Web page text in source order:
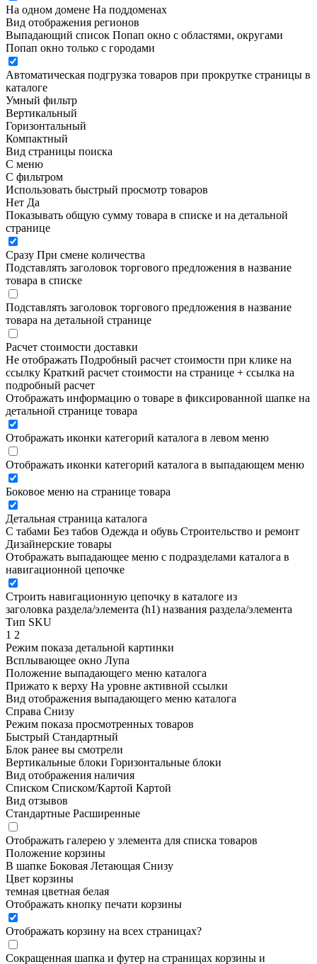
На одном домене На поддоменах
Вид отображения регионов
Выпадающий список Попап окно c областями, округами
Попап окно только с городами
Автоматическая подгрузка товаров при прокрутке страницы в
каталоге
Умный фильтр
Вертикальный
Горизонтальный
Компактный
Вид страницы поиска
С меню
С фильтром
Использовать быстрый просмотр товаров
Нет Да
Показывать общую сумму товара в списке и на детальной
странице
Сразу При смене количества
Подставлять заголовок торгового предложения в название
товара в списке
Подставлять заголовок торгового предложения в название
товара на детальной странице
Расчет стоимости доставки
Не отображать Подробный расчет стоимости при клике на
ссылку Краткий расчет стоимости на странице + ссылка на
подробный расчет
Отображать информацию о товаре в фиксированной шапке на
детальной странице товара
Отображать иконки категорий каталога в левом меню
Отображать иконки категорий каталога в выпадающем меню
Боковое меню на странице товара
Детальная страница каталога
С табами Без табов Одежда и обувь Строительство и ремонт
Дизайнерские товары
Отображать выпадающее меню с подразделами каталога в
навигационной цепочке
Строить навигационную цепочку в каталоге из
заголовка раздела/элемента (h1) названия раздела/элемента
Тип SKU
1 2
Режим показа детальной картинки
Всплывающее окно Лупа
Положение выпадающего меню каталога
Прижато к верху На уровне активной ссылки
Вид отображения выпадающего меню каталога
Справа Снизу
Режим показа просмотренных товаров
Быстрый Стандартный
Блок ранее вы смотрели
Вертикальные блоки Горизонтальные блоки
Вид отображения наличия
Списком Списком/Картой Картой
Вид отзывов
Стандартные Расширенные
Отображать галерею у элемента для списка товаров
Положение корзины
В шапке Боковая Летающая Снизу
Цвет корзины
темная цветная белая
Отображать кнопку печати корзины
Отображать корзину на всех страницах?
Сокращенная шапка и футер на страницах корзины и